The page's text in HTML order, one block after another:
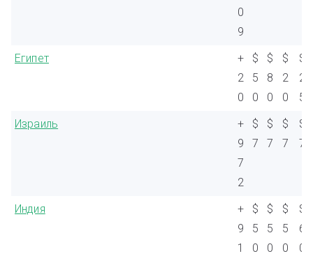
0
9
Египет
+
2
0
$
5
0
$
8
0
$
2
0
$
2
5
Израиль
+
9
7
2
$
7
$
7
$
7
$
7
Индия
+
9
1
$
5
0
$
5
0
$
5
0
$
6
0